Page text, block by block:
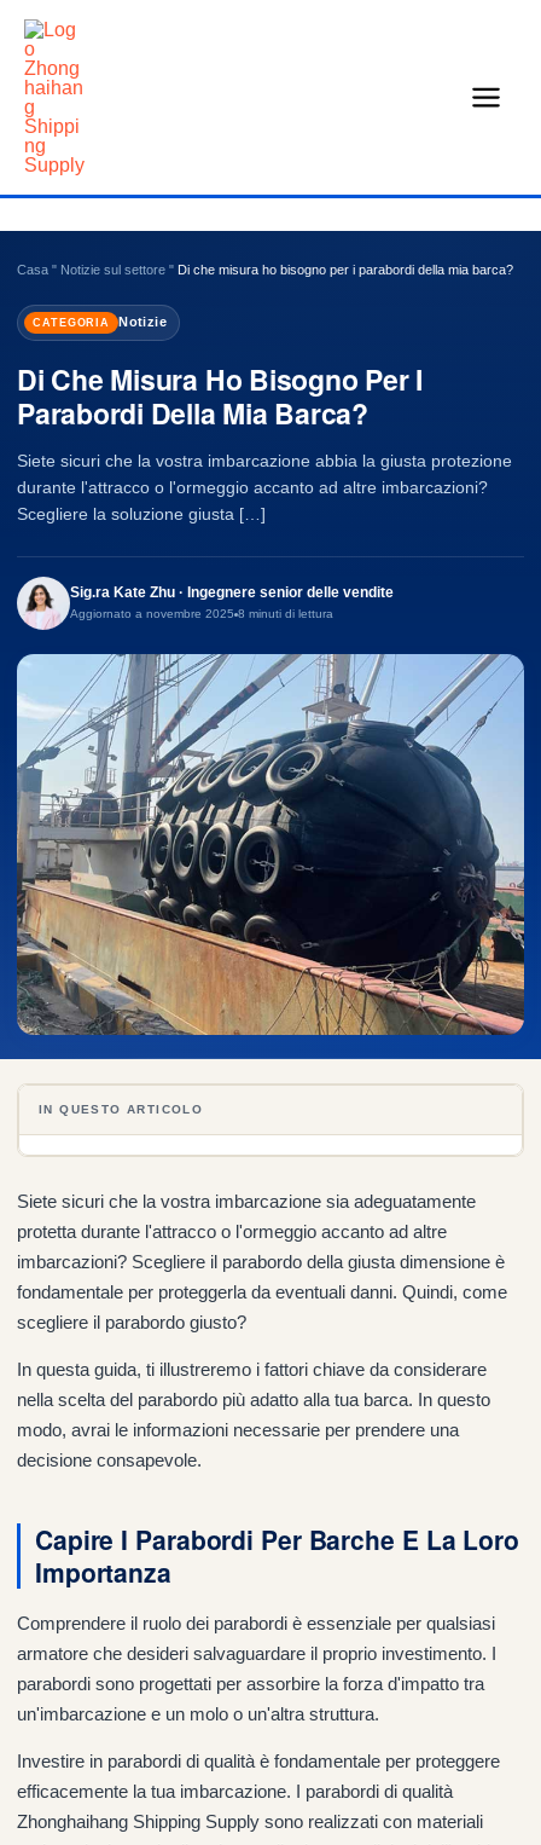
Vai
contenuto
Casa " Notizie sul settore " Di che misura ho bisogno per i parabordi della mia barca?
CATEGORIA Notizie
Di Che Misura Ho Bisogno Per I
Parabordi Della Mia Barca?
Siete sicuri che la vostra imbarcazione abbia la giusta protezione
durante l'attracco o l'ormeggio accanto ad altre imbarcazioni?
Scegliere la soluzione giusta […]
Sig.ra Kate Zhu · Ingegnere senior delle vendite
Aggiornato a novembre 2025 8 minuti di lettura
IN QUESTO ARTICOLO
Siete sicuri che la vostra imbarcazione sia adeguatamente
protetta durante l'attracco o l'ormeggio accanto ad altre
imbarcazioni? Scegliere il parabordo della giusta dimensione è
fondamentale per proteggerla da eventuali danni. Quindi, come
scegliere il parabordo giusto?
In questa guida, ti illustreremo i fattori chiave da considerare
nella scelta del parabordo più adatto alla tua barca. In questo
modo, avrai le informazioni necessarie per prendere una
decisione consapevole.
Capire I Parabordi Per Barche E La Loro
Importanza
Comprendere il ruolo dei parabordi è essenziale per qualsiasi
armatore che desideri salvaguardare il proprio investimento. I
parabordi sono progettati per assorbire la forza d'impatto tra
un'imbarcazione e un molo o un'altra struttura.
Investire in parabordi di qualità è fondamentale per proteggere
efficacemente la tua imbarcazione. I parabordi di qualità
Zhonghaihang Shipping Supply sono realizzati con materiali